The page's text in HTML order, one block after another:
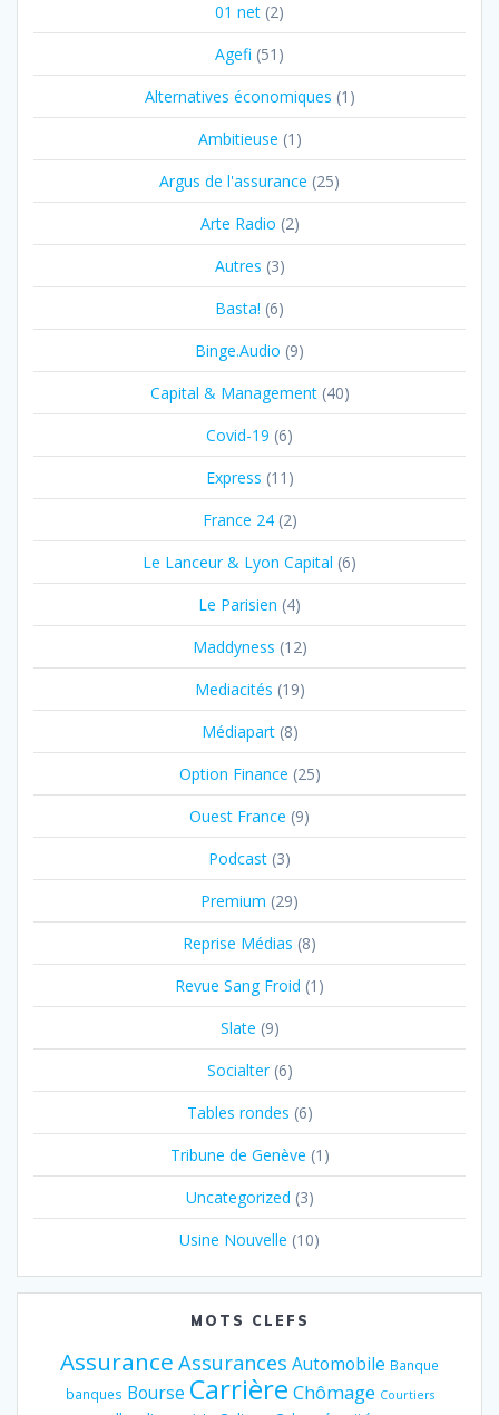
01 net (2)
Agefi (51)
Alternatives économiques (1)
Ambitieuse (1)
Argus de l'assurance (25)
Arte Radio (2)
Autres (3)
Basta! (6)
Binge.Audio (9)
Capital & Management(40)
Covid-19 (6)
Express (11)
France 24(2)
Le Lanceur & Lyon Capital (6)
Le Parisien (4)
Maddyness (12)
Mediacités (19)
Médiapart(8)
Option Finance (25)
Ouest France (9)
Podcast (3)
Premium (29)
Reprise Médias (8)
Revue Sang Froid (1)
Slate (9)
Socialter(6)
Tables rondes (6)
Tribune de Genève (1)
Uncategorized (3)
Usine Nouvelle (10)
MOTS CLEFS
Assurance Assurances Automobile Banque
banques Bourse Carrière Chômage Courtiers